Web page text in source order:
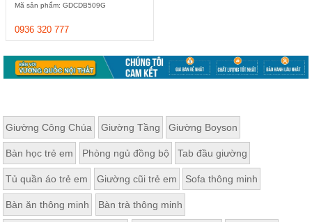
Phòng
Khách
Sofa,
rượu,
Nội
Thất
Phòng
Ngủ
Giường
ngủ, tủ
áo, bàn
trang
Mã sản phẩm: GDCDB509G
0936 320 777
Giường Công Chúa Giường Tầng Giường Boyson
Bàn học trẻ em Phòng ngủ đồng bộ Tab đầu giường
Tủ quần áo trẻ em Giường cũi trẻ em Sofa thông minh
Bàn ăn thông minh Bàn trà thông minh